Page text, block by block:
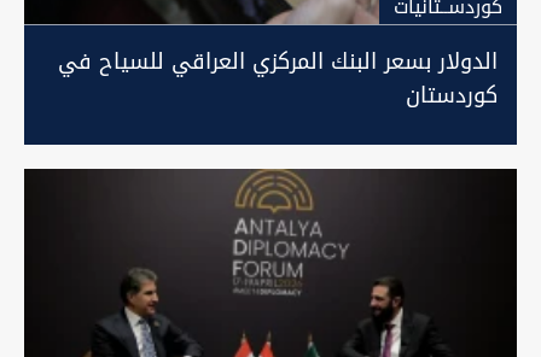
الدولار بسعر البنك المركزي العراقي للسياح في
كوردستان